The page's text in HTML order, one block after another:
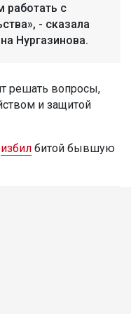
работать с
- сказала
Нургазинова.
решать вопросы,
и защитой
избил битой бывшую